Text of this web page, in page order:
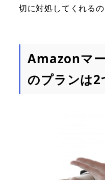
切に対処してくれるの
Amazonマ
のプランは2